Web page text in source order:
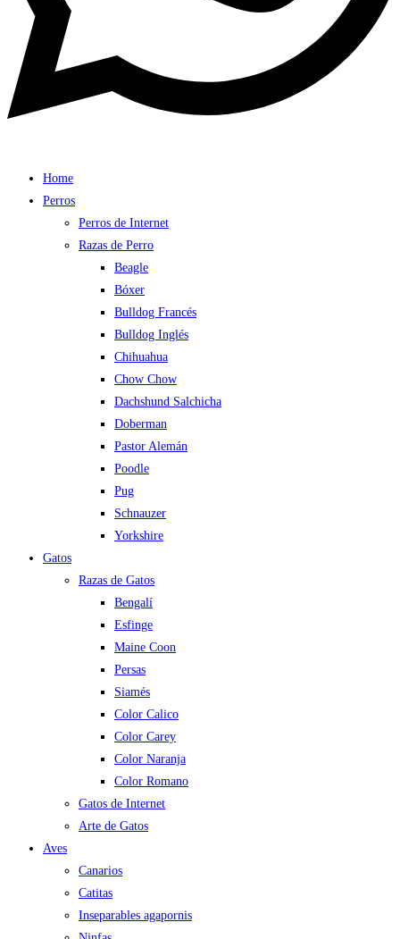
Home
Perros
Perros de Internet
Razas de Perro
Beagle
Bóxer
Bulldog Francés
Bulldog Inglés
Chihuahua
Chow Chow
Dachshund Salchicha
Doberman
Pastor Alemán
Poodle
Pug
Schnauzer
Yorkshire
Gatos
Razas de Gatos
Bengalí
Esfinge
Maine Coon
Persas
Siamés
Color Calico
Color Carey
Color Naranja
Color Romano
Gatos de Internet
Arte de Gatos
Aves
Canarios
Catitas
Inseparables agapornis